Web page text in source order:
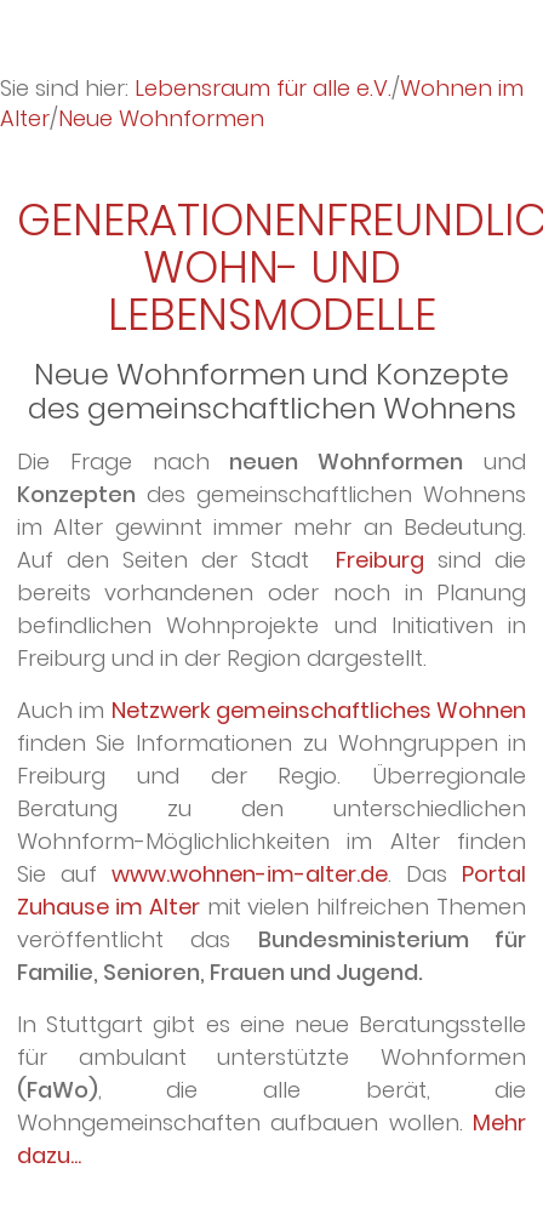
Sie sind hier: Lebensraum für alle e.V./Wohnen im
Alter/Neue Wohnformen
WOHN- UND
LEBENSMODELLE
Neue Wohnformen und Konzepte
des gemeinschaftlichen Wohnens
Die Frage nach neuen Wohnformen und
Konzepten des gemeinschaftlichen Wohnens
im Alter gewinnt immer mehr an Bedeutung.
Auf den Seiten der Stadt Freiburg sind die
bereits vorhandenen oder noch in Planung
befindlichen Wohnprojekte und Initiativen in
Freiburg und in der Region dargestellt.
Auch im Netzwerk gemeinschaftliches Wohnen
finden Sie Informationen zu Wohngruppen in
Freiburg und der Regio. Überregionale
Beratung zu den unterschiedlichen
Wohnform-Möglichlichkeiten im Alter finden
Sie auf www.wohnen-im-alter.de. Das Portal
Zuhause im Altermit vielen hilfreichen Themen
veröffentlicht das Bundesministerium für
Familie, Senioren, Frauen und Jugend.
In Stuttgart gibt es eine neue Beratungsstelle
für ambulant unterstützte Wohnformen
(FaWo), die alle berät, die
Wohngemeinschaften aufbauen wollen. Mehr
dazu...